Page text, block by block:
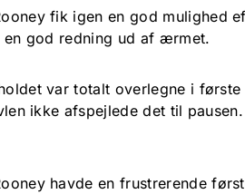
fik igen en god mulighed
en god redning ud af ærmet.
var totalt overlegne i
ikke afspejlede det til
havde en frustrerende